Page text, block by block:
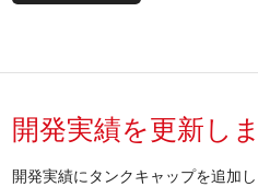
開発実績を更新し
開発実績にタンクキャップを追加